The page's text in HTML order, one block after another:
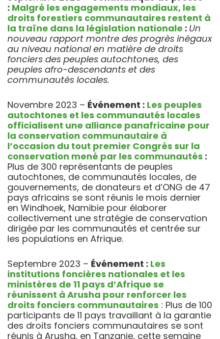
: Malgré les engagements mondiaux, les
droits forestiers communautaires restent à
la traîne dans la législation nationale : Un
nouveau rapport montre des progrès inégaux
au niveau national en matière de droits
fonciers des peuples autochtones, des
peuples afro-descendants et des
communautés locales.
Novembre 2023 – Événement : Les peuples
autochtones et les communautés locales
officialisent une alliance panafricaine pour
la conservation communautaire à
l’occasion du tout premier Congrès sur la
conservation mené par les communautés :
Plus de 300 représentants de peuples
autochtones, de communautés locales, de
gouvernements, de donateurs et d’ONG de 47
pays africains se sont réunis le mois dernier
en Windhoek, Namibie pour élaborer
collectivement une stratégie de conservation
dirigée par les communautés et centrée sur
les populations en Afrique.
Septembre 2023 – Événement : Les
institutions foncières nationales et les
ministères de 11 pays d’Afrique se
réunissent à Arusha pour renforcer les
droits fonciers communautaires : Plus de 100
participants de 11 pays travaillant à la garantie
des droits fonciers communautaires se sont
réunis à Arusha, en Tanzanie, cette semaine